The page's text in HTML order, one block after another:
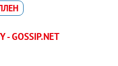
- GOSSIP.NET